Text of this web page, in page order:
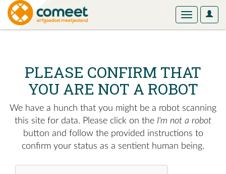
User
Toggle
PLEASE CONFIRM THAT
YOU ARE NOT A ROBOT
We have a hunch that you might be a robot scanning
this site for data. Please click on the I'm not a robot
button and follow the provided instructions to
confirm your status as a sentient human being.